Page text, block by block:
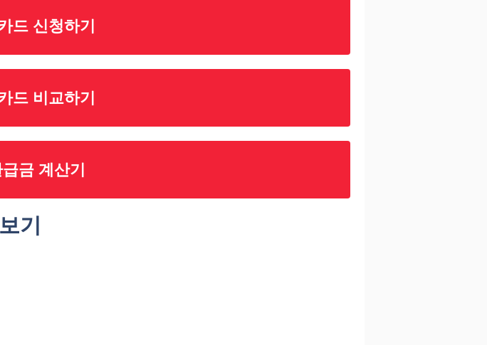
드 신청하기
드 비교하기
금 계산기
기